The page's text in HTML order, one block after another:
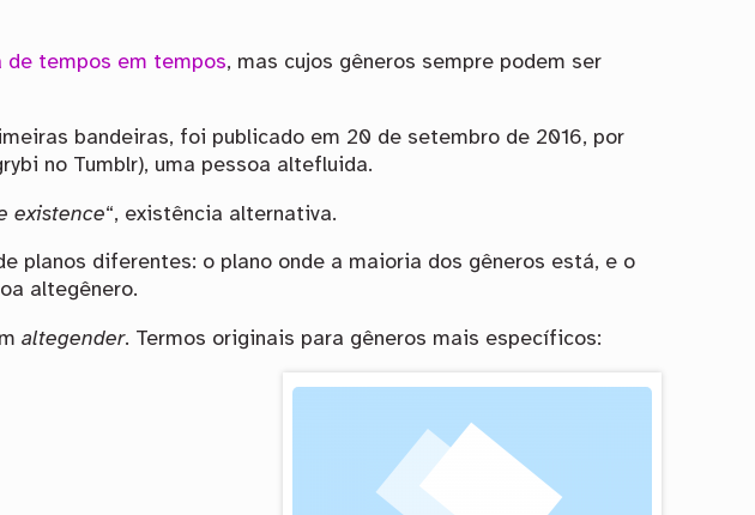
de tempos em tempos, mas cujos gêneros sempre podem ser
bandeiras, foi publicado em 20 de setembro de 2016, por
no Tumblr), uma pessoa altefluida.
existence“, existência alternativa.
planos diferentes: o plano onde a maioria dos gêneros está, e o
altegênero.
altegender. Termos originais para gêneros mais específicos: